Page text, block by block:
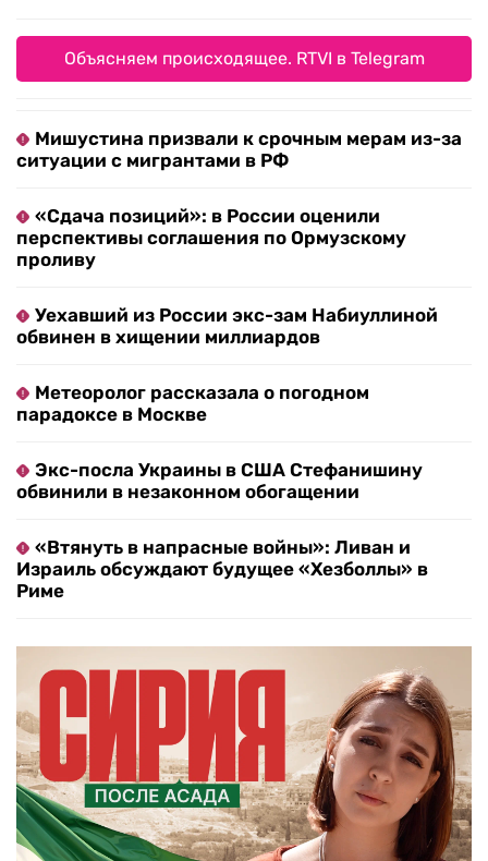
Объясняем происходящее. RTVI в Telegram
Мишустина призвали к срочным мерам из-за
ситуации с мигрантами в РФ
«Сдача позиций»: в России оценили
перспективы соглашения по Ормузскому
проливу
Уехавший из России экс-зам Набиуллиной
обвинен в хищении миллиардов
Метеоролог рассказала о погодном
парадоксе в Москве
Экс-посла Украины в США Стефанишину
обвинили в незаконном обогащении
«Втянуть в напрасные войны»: Ливан и
Израиль обсуждают будущее «Хезболлы» в
Риме